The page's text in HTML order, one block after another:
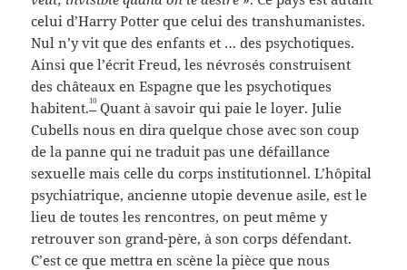
celui d’Harry Potter que celui des transhumanistes.
Nul n’y vit que des enfants et … des psychotiques.
Ainsi que l’écrit Freud, les névrosés construisent
des châteaux en Espagne que les psychotiques
habitent.10 Quant à savoir qui paie le loyer. Julie
Cubells nous en dira quelque chose avec son coup
de la panne qui ne traduit pas une défaillance
sexuelle mais celle du corps institutionnel. L’hôpital
psychiatrique, ancienne utopie devenue asile, est le
lieu de toutes les rencontres, on peut même y
retrouver son grand-père, à son corps défendant.
C’est ce que mettra en scène la pièce que nous